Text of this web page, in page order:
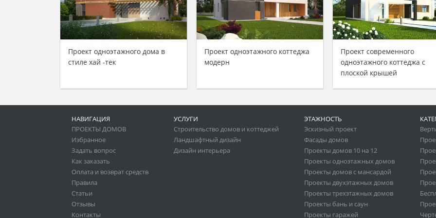
Проект одноэтажного дома в
стиле хай -тек
Проект одноэтажного коттеджа
модерн
Проект современного
одноэтажного коттеджа с
плоской крышей
НАВИГАЦИЯ
ПРОЕКТЫ ДОМОВ
Избранное
Задать вопрос
Как заказать
Оплата и возврат средств
Правила
Статьи
Отзывы
Контакты
УСЛУГИ
Строительство домов и коттеджей
Ландшафтный дизайн
Дизайн интерьера
ЭТАЖНОСТЬ
Эскизный проект
Фасады домов
Проекты домов 10 на 12
Проекты одноэтажных домов
Проекты домов с мансардой
Проекты двухэтажных домов
Проекты трехэтажных домов
Проекты бань и саун
Проекты гаражей